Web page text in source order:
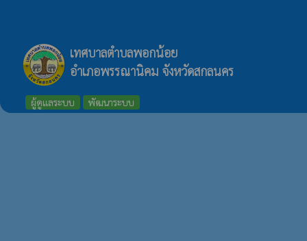
เทศบาลตำบลพอกน้อย
อำเภอพรรณานิคม จังหวัดสกลนคร
ผู้ดูแลระบบ พัฒนาระบบ